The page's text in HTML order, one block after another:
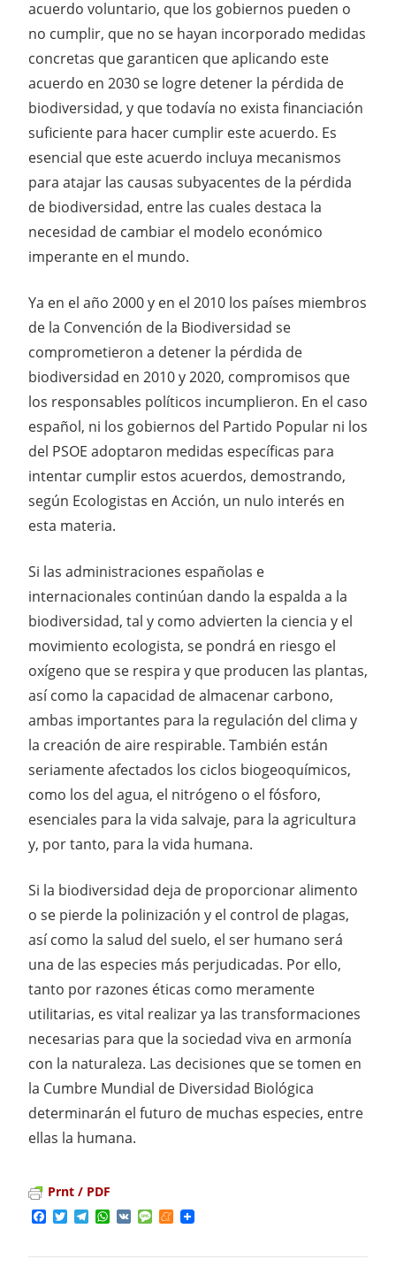
acuerdo voluntario, que los gobiernos pueden o
no cumplir, que no se hayan incorporado medidas
concretas que garanticen que aplicando este
acuerdo en 2030 se logre detener la pérdida de
biodiversidad, y que todavía no exista financiación
suficiente para hacer cumplir este acuerdo. Es
esencial que este acuerdo incluya mecanismos
para atajar las causas subyacentes de la pérdida
de biodiversidad, entre las cuales destaca la
necesidad de cambiar el modelo económico
imperante en el mundo.
Ya en el año 2000 y en el 2010 los países miembros
de la Convención de la Biodiversidad se
comprometieron a detener la pérdida de
biodiversidad en 2010 y 2020, compromisos que
los responsables políticos incumplieron. En el caso
español, ni los gobiernos del Partido Popular ni los
del PSOE adoptaron medidas específicas para
intentar cumplir estos acuerdos, demostrando,
según Ecologistas en Acción, un nulo interés en
esta materia.
Si las administraciones españolas e
internacionales continúan dando la espalda a la
biodiversidad, tal y como advierten la ciencia y el
movimiento ecologista, se pondrá en riesgo el
oxígeno que se respira y que producen las plantas,
así como la capacidad de almacenar carbono,
ambas importantes para la regulación del clima y
la creación de aire respirable. También están
seriamente afectados los ciclos biogeoquímicos,
como los del agua, el nitrógeno o el fósforo,
esenciales para la vida salvaje, para la agricultura
y, por tanto, para la vida humana.
Si la biodiversidad deja de proporcionar alimento
o se pierde la polinización y el control de plagas,
así como la salud del suelo, el ser humano será
una de las especies más perjudicadas. Por ello,
tanto por razones éticas como meramente
utilitarias, es vital realizar ya las transformaciones
necesarias para que la sociedad viva en armonía
con la naturaleza. Las decisiones que se tomen en
la Cumbre Mundial de Diversidad Biológica
determinarán el futuro de muchas especies, entre
ellas la humana.
Prnt / PDF
Facebook
TwitterTelegram
WhatsApp
VK MessageMeneame